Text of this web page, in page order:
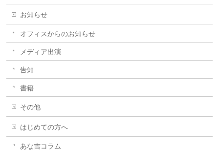
お知らせ
オフィスからのお知らせ
メディア出演
告知
書籍
その他
はじめての方へ
あな吉コラム